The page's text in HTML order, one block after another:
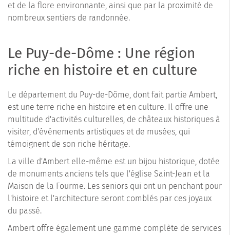
et de la flore environnante, ainsi que par la proximité de
nombreux sentiers de randonnée.
Le Puy-de-Dôme : Une région
riche en histoire et en culture
Le département du Puy-de-Dôme, dont fait partie Ambert,
est une terre riche en histoire et en culture. Il offre une
multitude d'activités culturelles, de châteaux historiques à
visiter, d'événements artistiques et de musées, qui
témoignent de son riche héritage.
La ville d'Ambert elle-même est un bijou historique, dotée
de monuments anciens tels que l'église Saint-Jean et la
Maison de la Fourme. Les seniors qui ont un penchant pour
l'histoire et l'architecture seront comblés par ces joyaux
du passé.
Ambert offre également une gamme complète de services